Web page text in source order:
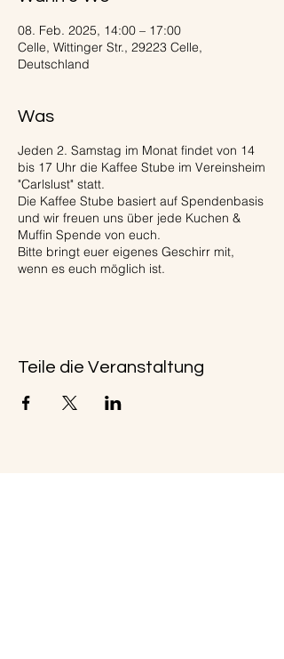
08. Feb. 2025, 14:00 – 17:00
Celle, Wittinger Str., 29223 Celle,
Deutschland
Was
Jeden 2. Samstag im Monat findet von 14
bis 17 Uhr die Kaffee Stube im Vereinsheim
"Carlslust" statt.
Die Kaffee Stube basiert auf Spendenbasis
und wir freuen uns über jede Kuchen &
Muffin Spende von euch.
Bitte bringt euer eigenes Geschirr mit,
wenn es euch möglich ist.
Teile die Veranstaltung